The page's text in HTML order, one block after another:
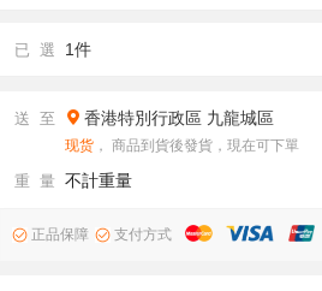
已 選 1件
送 至 香港特別行政區 九龍城區
现货 ， 商品到貨後發貨，現在可下單
重 量 不計重量
正品保障 支付方式